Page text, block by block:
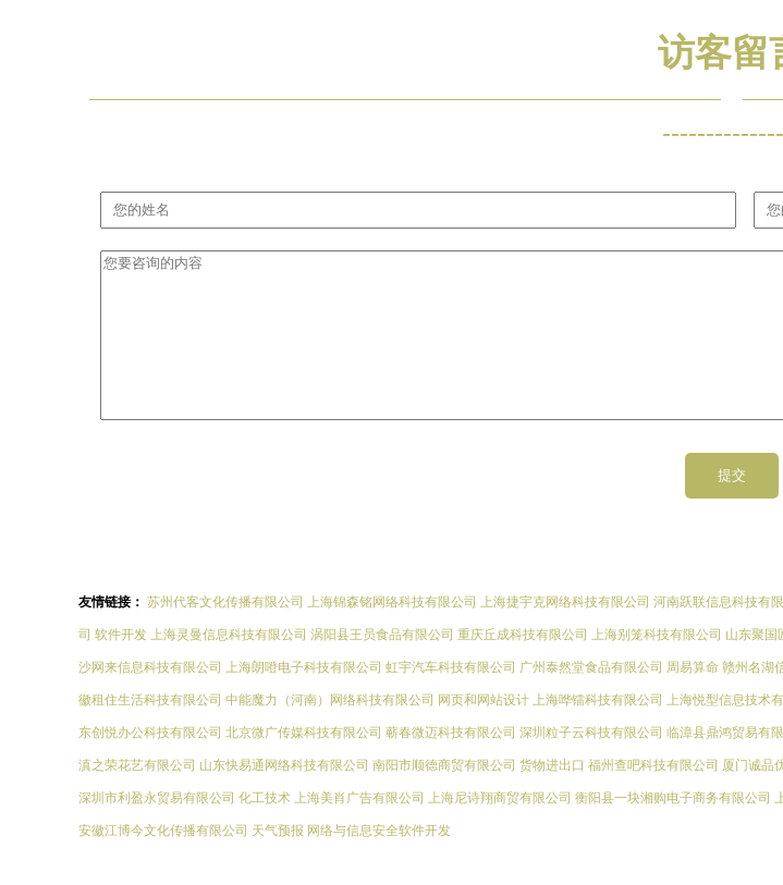
访客留
友情链接： 苏州代客文化传播有限公司 上海锦森铭网络科技有限公司 上海捷宇克网络科技有限公司 河南跃联信息科技有
司 软件开发 上海灵曼信息科技有限公司 涡阳县王员食品有限公司 重庆丘成科技有限公司 上海别笼科技有限公司 山东聚国
沙网来信息科技有限公司 上海朗噔电子科技有限公司 虹宇汽车科技有限公司 广州泰然堂食品有限公司 周易算命 赣州名湖
徽租住生活科技有限公司 中能魔力（河南）网络科技有限公司 网页和网站设计 上海哗镭科技有限公司 上海悦型信息技术
东创悦办公科技有限公司 北京微广传媒科技有限公司 蕲春微迈科技有限公司 深圳粒子云科技有限公司 临漳县鼎鸿贸易有
滇之荣花艺有限公司 山东快易通网络科技有限公司 南阳市顺德商贸有限公司 货物进出口 福州查吧科技有限公司 厦门诚品
深圳市利盈永贸易有限公司 化工技术 上海美肖广告有限公司 上海尼诗翔商贸有限公司 衡阳县一块湘购电子商务有限公司
安徽江博今文化传播有限公司 天气预报 网络与信息安全软件开发